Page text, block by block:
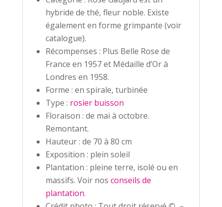
hybride de thé, fleur noble. Existe
également en forme grimpante (voir
catalogue).
Récompenses : Plus Belle Rose de
France en 1957 et Médaille d’Or à
Londres en 1958.
Forme : en spirale, turbinée
Type : rosier buisson
Floraison : de mai à octobre.
Remontant.
Hauteur : de 70 à 80 cm
Exposition : plein soleil
Plantation : pleine terre, isolé ou en
massifs. Voir nos conseils de
plantation.